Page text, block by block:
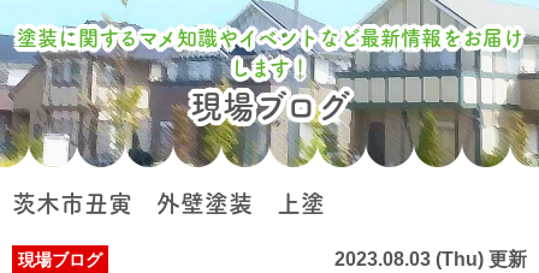
塗装に関するマメ知識やイベントなど最新情報をお届け
します！
現場ブログ
茨木市丑寅 外壁塗装 上塗
現場ブログ 2023.08.03 (Thu) 更新